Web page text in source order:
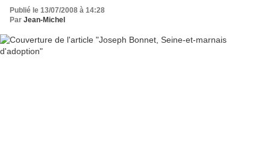
Publié le 13/07/2008 à 14:28
Par Jean-Michel